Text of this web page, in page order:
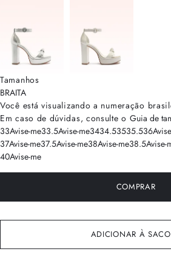
Tamanhos
BRAITA
Você está visualizando a numeração
Em caso de dúvidas, consulte o Guia de
33Avise-me33.5Avise-me3434.53535.536
37Avise-me37.5Avise-me38Avise-me38.5Avise-
40Avise-me
COMPRAR
ADICIONAR À